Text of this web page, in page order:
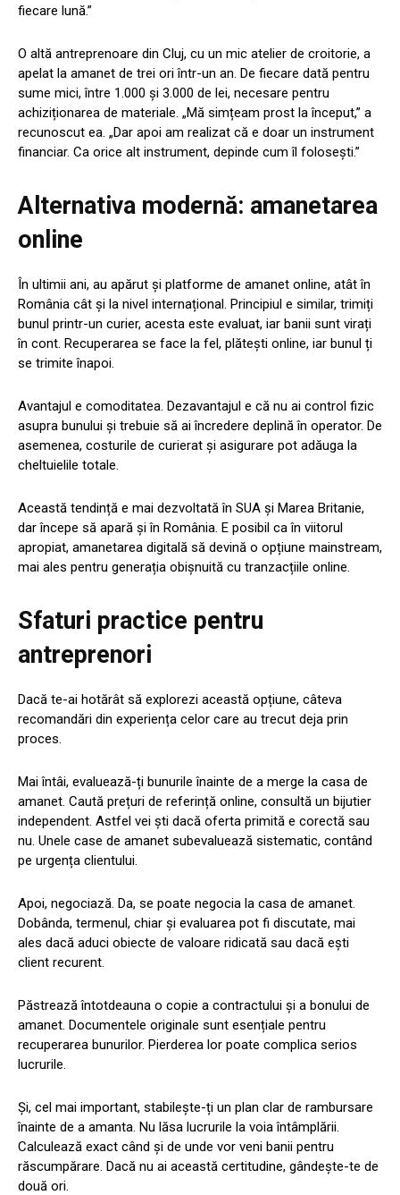
fiecare lună.”
O altă antreprenoare din Cluj, cu un mic atelier de croitorie, a
apelat la amanet de trei ori într-un an. De fiecare dată pentru
sume mici, între 1.000 și 3.000 de lei, necesare pentru
achiziționarea de materiale. „Mă simțeam prost la început,” a
recunoscut ea. „Dar apoi am realizat că e doar un instrument
financiar. Ca orice alt instrument, depinde cum îl folosești.”
Alternativa modernă: amanetarea
online
În ultimii ani, au apărut și platforme de amanet online, atât în
România cât și la nivel internațional. Principiul e similar, trimiți
bunul printr-un curier, acesta este evaluat, iar banii sunt virați
în cont. Recuperarea se face la fel, plătești online, iar bunul ți
se trimite înapoi.
Avantajul e comoditatea. Dezavantajul e că nu ai control fizic
asupra bunului și trebuie să ai încredere deplină în operator. De
asemenea, costurile de curierat și asigurare pot adăuga la
cheltuielile totale.
Această tendință e mai dezvoltată în SUA și Marea Britanie,
dar începe să apară și în România. E posibil ca în viitorul
apropiat, amanetarea digitală să devină o opțiune mainstream,
mai ales pentru generația obișnuită cu tranzacțiile online.
Sfaturi practice pentru
antreprenori
Dacă te-ai hotărât să explorezi această opțiune, câteva
recomandări din experiența celor care au trecut deja prin
proces.
Mai întâi, evaluează-ți bunurile înainte de a merge la casa de
amanet. Caută prețuri de referință online, consultă un bijutier
independent. Astfel vei ști dacă oferta primită e corectă sau
nu. Unele case de amanet subevaluează sistematic, contând
pe urgența clientului.
Apoi, negociază. Da, se poate negocia la casa de amanet.
Dobânda, termenul, chiar și evaluarea pot fi discutate, mai
ales dacă aduci obiecte de valoare ridicată sau dacă ești
client recurent.
Păstrează întotdeauna o copie a contractului și a bonului de
amanet. Documentele originale sunt esențiale pentru
recuperarea bunurilor. Pierderea lor poate complica serios
lucrurile.
Și, cel mai important, stabilește-ți un plan clar de rambursare
înainte de a amanta. Nu lăsa lucrurile la voia întâmplării.
Calculează exact când și de unde vor veni banii pentru
răscumpărare. Dacă nu ai această certitudine, gândește-te de
două ori.